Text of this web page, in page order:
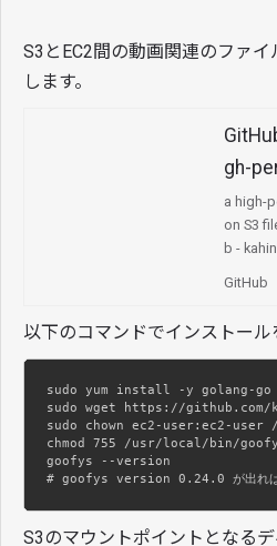
S3とEC2間の動画関連のファイ
します。
gh-
ten in
a high-
on S3
b -
GitHub
以下のコマンドでインストール
sudo yum install -y golang-go
sudo wget https://
sudo chown ec2-user:ec2-
chmod 755 /usr/local/bin/
goofys --version
# goofys version 0.24.0 が出れば
S3のマウントポイントとなる